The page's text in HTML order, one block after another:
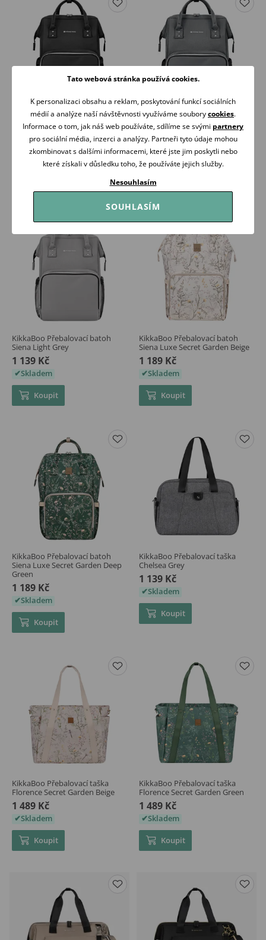
KikkaBoo Přebalovací batoh
Siena Black & Silver
1 139 Kč
Skladem
KikkaBoo Přebalovací batoh
Siena Dark Grey
1 139 Kč
Skladem
KikkaBoo Přebalovací batoh
Siena Light Grey
1 139 Kč
Skladem
Koupit
KikkaBoo Přebalovací batoh
Siena Luxe Secret Garden Beige
1 189 Kč
Skladem
Koupit
KikkaBoo Přebalovací batoh
Siena Luxe Secret Garden Deep
Green
1 189 Kč
Skladem
Koupit
KikkaBoo Přebalovací taška
Chelsea Grey
1 139 Kč
Skladem
Koupit
KikkaBoo Přebalovací taška
Florence Secret Garden Beige
1 489 Kč
Skladem
Koupit
KikkaBoo Přebalovací taška
Florence Secret Garden Green
1 489 Kč
Skladem
Koupit
Tato webová stránka používá cookies.
K personalizaci obsahu a reklam, poskytování funkcí sociálních
médií a analýze naší návštěvnosti využíváme souborycookies.
Informace o tom, jak náš web používáte, sdílíme se svými partnery
pro sociální média, inzerci a analýzy. Partneři tyto údaje mohou
zkombinovat s dalšími informacemi, které jste jim poskytli nebo
které získali v důsledku toho, že používáte jejich služby.
Nesouhlasím
SOUHLASÍM